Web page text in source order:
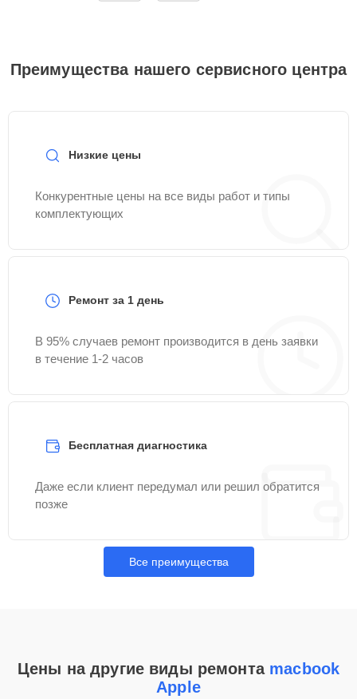
Преимущества нашего сервисного центра
Низкие цены
Конкурентные цены на все виды работ и типы
комплектующих
Ремонт за 1 день
В 95% случаев ремонт производится в день заявки
в течение 1-2 часов
Бесплатная диагностика
Даже если клиент передумал или решил обратится
позже
Все преимущества
Цены на другие виды ремонта macbook
Apple